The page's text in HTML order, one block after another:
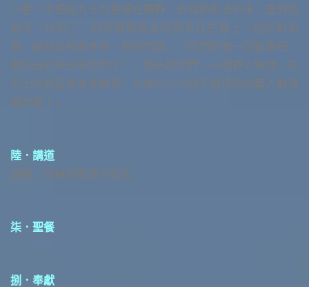
一隻，不把這九十九隻留在曠野，去找那失去的羊，直到找
着呢？找到了，他就歡歡喜喜地把羊扛在肩上。他回到家
裏，請朋友和鄰舍來，對他們說：『你們和我一同歡喜吧，
我失去的羊已經找到了！』我告訴你們，一個罪人悔改，在
天上也要這樣為他歡喜，比為九十九個不用悔改的義人歡喜
還大呢！」
陸．講道
講題：耶穌的數學方程式
柒．聖餐
捌．奉獻